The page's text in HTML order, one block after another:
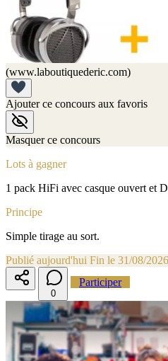
(www.laboutiquederic.com)
Ajouter ce concours aux favoris
Masquer ce concours
Lots à gagner
1 pack HiFi avec casque ouvert et
Principe
Simple tirage au sort.
Publié aujourd'hui Fin le 31/08/2026
0
Participer